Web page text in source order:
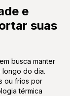
e
suas
busca manter
do dia.
ou frios por
térmica